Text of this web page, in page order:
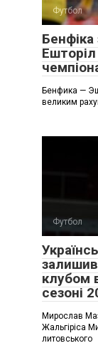
Футбол
Бенфика —
великим
Футбол
залишив
клубом
сезоні
Мирослав
Жальгіріса
литовського